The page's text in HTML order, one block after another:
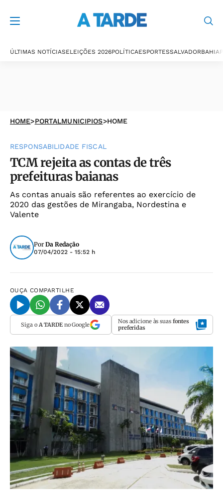
ÚLTIMAS NOTÍCIASELEIÇÕES 2026POLÍTICAESPORTESSALVADORBAHIA
HOME>PORTALMUNICIPIOS>HOME
RESPONSABILIDADE FISCAL
TCM rejeita as contas de três
prefeituras baianas
As contas anuais são referentes ao exercício de
2020 das gestões de Mirangaba, Nordestina e
Valente
Por Da Redação
07/04/2022 - 15:52 h
OUÇA COMPARTILHE
Siga o A TARDEno Google Nos adicione às suas fontes
preferidas